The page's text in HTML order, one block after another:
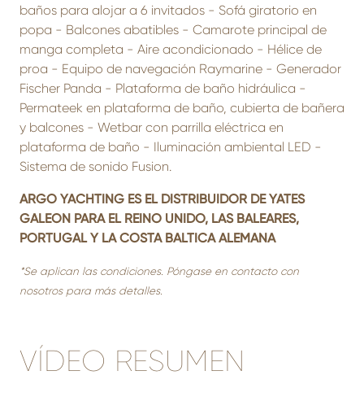
baños para alojar a 6 invitados - Sofá giratorio en
popa - Balcones abatibles - Camarote principal de
manga completa - Aire acondicionado - Hélice de
proa - Equipo de navegación Raymarine - Generador
Fischer Panda - Plataforma de baño hidráulica -
Permateek en plataforma de baño, cubierta de bañera
y balcones - Wetbar con parrilla eléctrica en
plataforma de baño - Iluminación ambiental LED -
Sistema de sonido Fusion.
ARGO YACHTING ES EL DISTRIBUIDOR DE YATES
GALEON PARA EL REINO UNIDO, LAS BALEARES,
PORTUGAL Y LA COSTA BALTICA ALEMANA
*Se aplican las condiciones. Póngase en contacto con
nosotros para más detalles.
VÍDEO RESUMEN